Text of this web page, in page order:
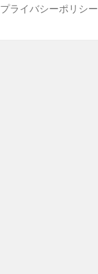
プライバシーポリシー